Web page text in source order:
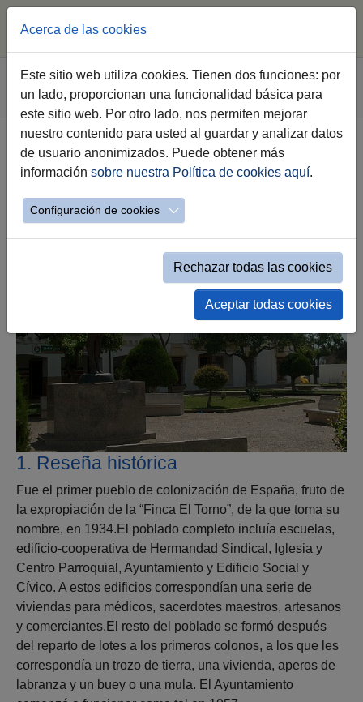
Saltar al contenido principal
Estás aquí:
Jerez.es Webs Municipales Medio Rural
ELAS
El Torno
El Torno
1. Reseña histórica
Fue el primer pueblo de colonización de España, fruto de
la expropiación de la “Finca El Torno”, de la que toma su
nombre, en 1934.El poblado completo incluía escuelas,
edificio-cooperativa de Hermandad Sindical, Iglesia y
Centro Parroquial, Ayuntamiento y Edificio Social y
Cívico. A estos edificios correspondían una serie de
viviendas para médicos, sacerdotes maestros, artesanos
y comerciantes.El resto del poblado se formó después
del reparto de lotes a los primeros colonos, a los que les
correspondía un trozo de tierra, una vivienda, aperos de
labranza y un buey o una mula. El Ayuntamiento
Acerca de las cookies
Este sitio web utiliza cookies. Tienen dos funciones: por
un lado, proporcionan una funcionalidad básica para
este sitio web. Por otro lado, nos permiten mejorar
nuestro contenido para usted al guardar y analizar datos
de usuario anonimizados. Puede obtener más
información sobre nuestra Política de cookies aquí.
Configuración de cookies
Rechazar todas las cookies
Aceptar todas cookies